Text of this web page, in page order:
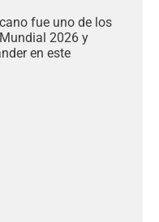
fue uno de los
2026 y
en este